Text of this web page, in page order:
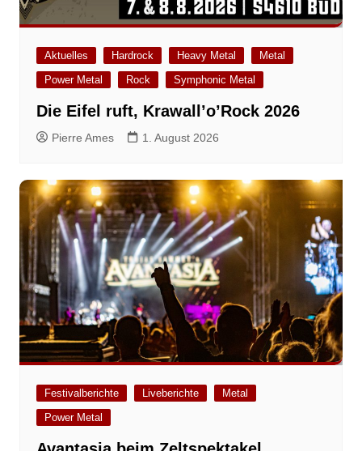
Aktuelles Hardrock Heavy Metal
Metal
Power Metal
Rock Symphonic Metal
Die Eifel ruft, Krawall’o’Rock 2026
Pierre Ames 1. August 2026
Festivalberichte Liveberichte
Metal
Power Metal